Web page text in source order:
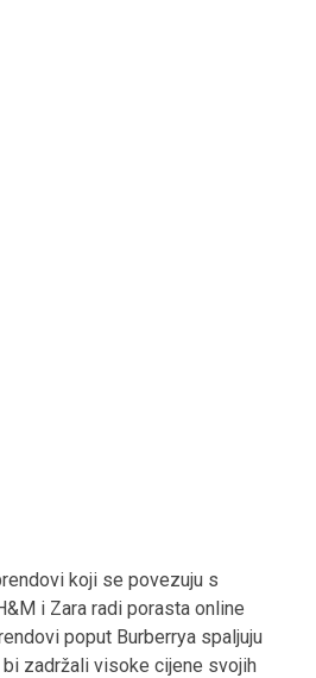
koji se povezuju s
i Zara radi porasta online
poput Burberrya spaljuju
bi zadržali visoke cijene svojih